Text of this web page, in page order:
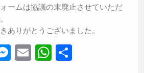
ームは協議の末廃止させていただ
ありがとうございました。
M E W